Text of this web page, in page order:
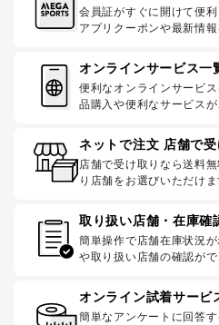
会員証がすぐに開けて便利
アプリクーポンや最新情報
オンラインサービス一
便利なオンラインサービ
品購入や便利なサービスが
ネットで注文 店舗で受
店舗で受け取りなら送料
り店舗をお選びいただけま
取り扱い店舗・在庫確
簡単操作で店舗在庫状況
や取り扱い店舗の確認がで
オンライン試着サービ
簡単なアンケートに回答